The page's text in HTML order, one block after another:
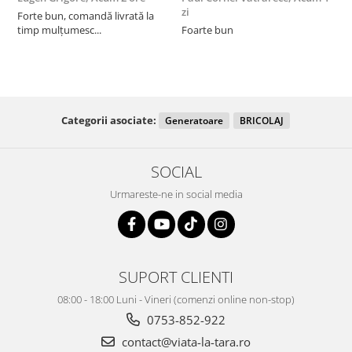
Forte bun, comandă livrată la
timp mulțumesc...
zi
Foarte bun
Categorii asociate: Generatoare BRICOLAJ
SOCIAL
Urmareste-ne in social media
SUPORT CLIENTI
08:00 - 18:00 Luni - Vineri (comenzi online non-stop)
0753-852-922
contact@viata-la-tara.ro